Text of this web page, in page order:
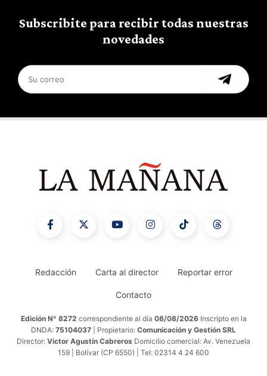
Subscribite para recibir todas nuestras
novedades
Redacción Carta al director Reportar error
Contacto
Edición Nº 8272 correspondiente al día 08/08/2026 Inscripto en la
DNDA: 75104037 | Propietario: Comunicación y Gestión SRL
Director: Victor Agustín Cabreros Domicilio comercial: Av. Venezuela
159 | Bolívar (CP 6550) | Tel: 02314 4 24 600